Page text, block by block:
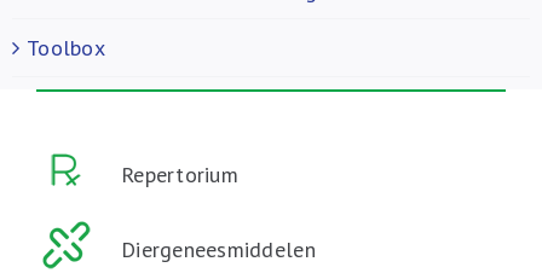
Toolbox
Repertorium
Diergeneesmiddelen